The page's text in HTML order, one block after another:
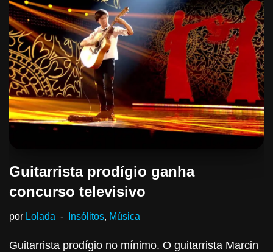
Guitarrista prodígio ganha
concurso televisivo
por Lolada Insólitos, Música
Guitarrista prodígio no mínimo. O guitarrista Marcin